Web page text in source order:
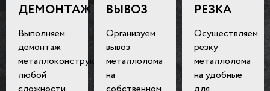
ДЕМОНТАЖ
Выполняем
демонтаж
металлоконструкций
любой
ВЫВОЗ
Организуем
вывоз
металлолома
на
РЕЗКА
Осуществляем
резку
металлолома
на удобные